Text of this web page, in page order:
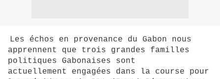
Les échos en provenance du Gabon nous
apprennent que trois grandes familles
politiques Gabonaises sont
actuellement engagées dans la course pour